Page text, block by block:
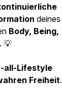
deines
Body, Being,
. 💡
all-Lifestyle
Freiheit.